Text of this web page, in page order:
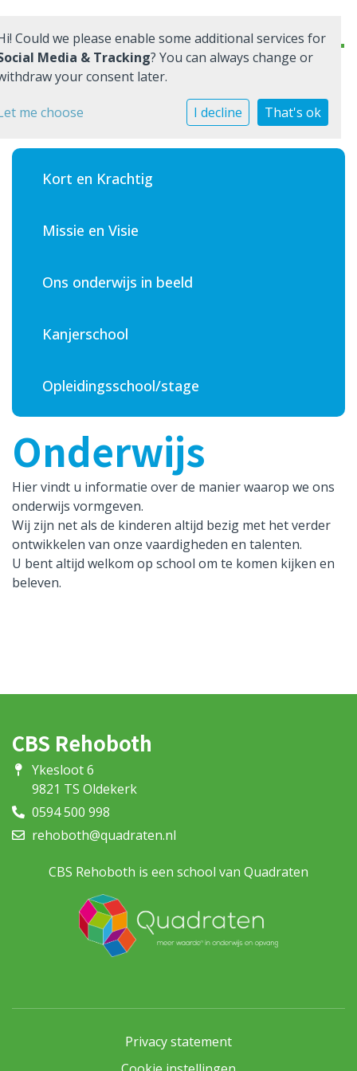
Home
Onderwijs
Onze school
Documenten
Aanmelden
Contact
Kort en Krachtig
Missie en Visie
Ons onderwijs in beeld
Kanjerschool
Opleidingsschool/stage
Onderwijs
Hier vindt u informatie over de manier waarop we ons
onderwijs vormgeven.
Wij zijn net als de kinderen altijd bezig met het verder
ontwikkelen van onze vaardigheden en talenten.
U bent altijd welkom op school om te komen kijken en
beleven.
CBS Rehoboth
Ykesloot 6
9821 TS Oldekerk
0594 500 998
rehoboth@quadraten.nl
CBS Rehoboth is een school van Quadraten
Privacy statement
Could we please enable some additional services for
Media & Tracking? You can always change or
your consent later.
me choose I decline That's ok